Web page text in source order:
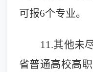
可报6个专业。
11.其他未
省普通高校高